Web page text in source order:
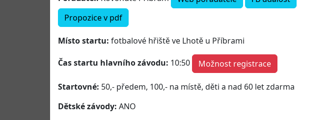
Propozice v pdf
Místo startu: fotbalové hřiště ve Lhotě u Příbrami
Čas startu hlavního závodu: 10:50 Možnost registrace
Startovné: 50,- předem, 100,- na místě, děti a nad 60 let zdarma
Dětské závody: ANO